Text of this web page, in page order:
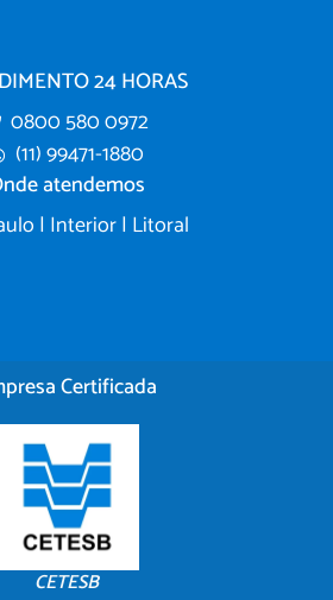
24 HORAS
0800 580 0972
(11) 99471-1880
atendemos
| Interior | Litoral
Certificada
CETESB